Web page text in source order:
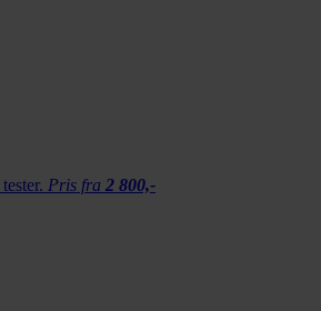
tester. Pris fra 2 800,-